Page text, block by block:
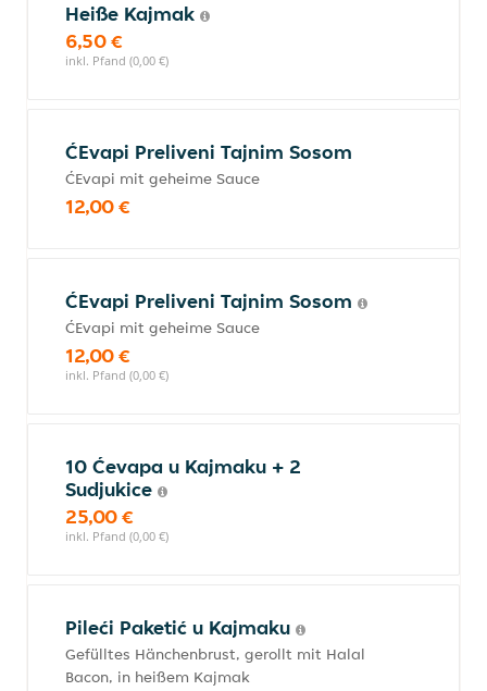
Heiße Kajmak
6,50 €
inkl. Pfand (0,00 €)
ĆEvapi Preliveni Tajnim Sosom
ĆEvapi mit geheime Sauce
12,00 €
ĆEvapi Preliveni Tajnim Sosom
ĆEvapi mit geheime Sauce
12,00 €
inkl. Pfand (0,00 €)
10 Ćevapa u Kajmaku + 2
Sudjukice
25,00 €
inkl. Pfand (0,00 €)
Pileći Paketić u Kajmaku
Gefülltes Hänchenbrust, gerollt mit Halal
Bacon, in heißem Kajmak